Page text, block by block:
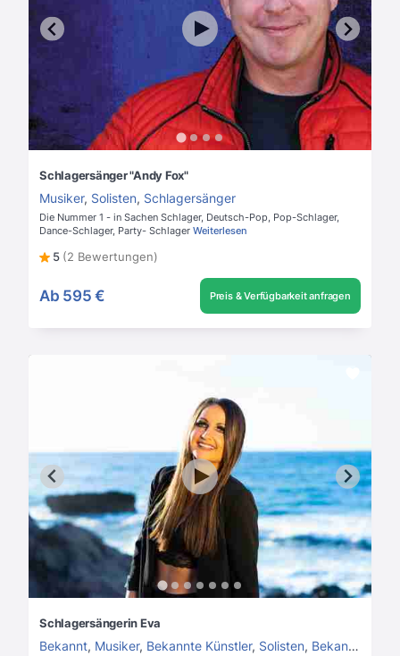
Schlagersänger "Andy Fox"
Musiker, Solisten, Schlagersänger
Die Nummer 1 - in Sachen Schlager, Deutsch-Pop, Pop-Schlager,
Dance-Schlager, Party- Schlager Weiterlesen
5 (2 Bewertungen)
Ab 595 € Preis & Verfügbarkeit anfragen
Schlagersängerin Eva
Bekannt, Musiker, Bekannte Künstler, Solisten, Bekannte Sängerinnen